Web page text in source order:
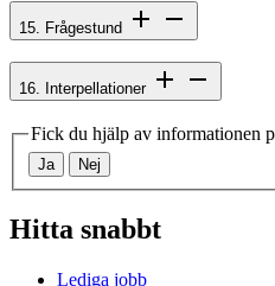
15. Frågestund
16. Interpellationer
Fick du hjälp av informationen
Ja Nej
Hitta snabbt
Lediga jobb